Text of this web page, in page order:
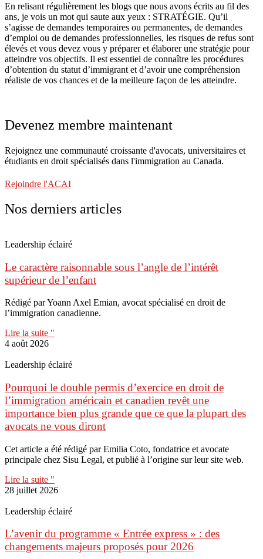
En relisant régulièrement les blogs que nous avons écrits au fil des
ans, je vois un mot qui saute aux yeux : STRATÉGIE. Qu’il
s’agisse de demandes temporaires ou permanentes, de demandes
d’emploi ou de demandes professionnelles, les risques de refus sont
élevés et vous devez vous y préparer et élaborer une stratégie pour
atteindre vos objectifs. Il est essentiel de connaître les procédures
d’obtention du statut d’immigrant et d’avoir une compréhension
réaliste de vos chances et de la meilleure façon de les atteindre.
Devenez membre maintenant
Rejoignez une communauté croissante d'avocats, universitaires et
étudiants en droit spécialisés dans l'immigration au Canada.
Rejoindre l'ACAI
Nos derniers articles
Leadership éclairé
Le caractère raisonnable sous l’angle de l’intérêt
supérieur de l’enfant
Rédigé par Yoann Axel Emian, avocat spécialisé en droit de
l’immigration canadienne.
Lire la suite "
4 août 2026
Leadership éclairé
Pourquoi le double permis d’exercice en droit de
l’immigration américain et canadien revêt une
importance bien plus grande que ce que la plupart des
avocats ne vous diront
Cet article a été rédigé par Emilia Coto, fondatrice et avocate
principale chez Sisu Legal, et publié à l’origine sur leur site web.
Lire la suite "
28 juillet 2026
Leadership éclairé
L’avenir du programme « Entrée express » : des
changements majeurs proposés pour 2026